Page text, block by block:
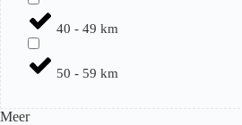
40 - 49 km
50 - 59 km
Meer